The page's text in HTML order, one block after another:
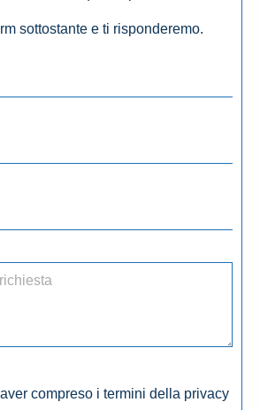
sottostante e ti risponderemo.
compreso i termini della privacy